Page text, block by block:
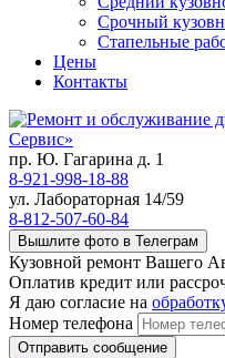
Срочный
Стапельные
Цены
Контакты
пр. Ю. Гагарина д. 1
8-921-998-18-88
ул. Лабораторная 14/59
8-812-507-60-84
Вышлите фото в Телеграм
Кузовной ремонт Вашего
Оплатив кредит или
Я даю согласие на
Номер телефона